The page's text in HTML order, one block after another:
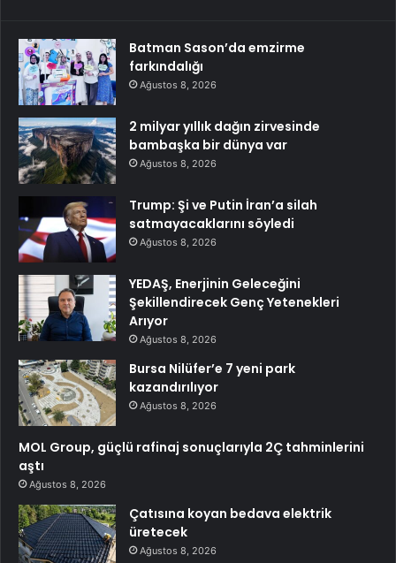
Batman Sason’da emzirme
farkındalığı
Ağustos 8, 2026
2 milyar yıllık dağın zirvesinde
bambaşka bir dünya var
Ağustos 8, 2026
Trump: Şi ve Putin İran’a silah
satmayacaklarını söyledi
Ağustos 8, 2026
YEDAŞ, Enerjinin Geleceğini
Şekillendirecek Genç Yetenekleri
Arıyor
Ağustos 8, 2026
Bursa Nilüfer’e 7 yeni park
kazandırılıyor
Ağustos 8, 2026
MOL Group, güçlü rafinaj sonuçlarıyla 2Ç tahminlerini
aştı
Ağustos 8, 2026
Çatısına koyan bedava elektrik
üretecek
Ağustos 8, 2026